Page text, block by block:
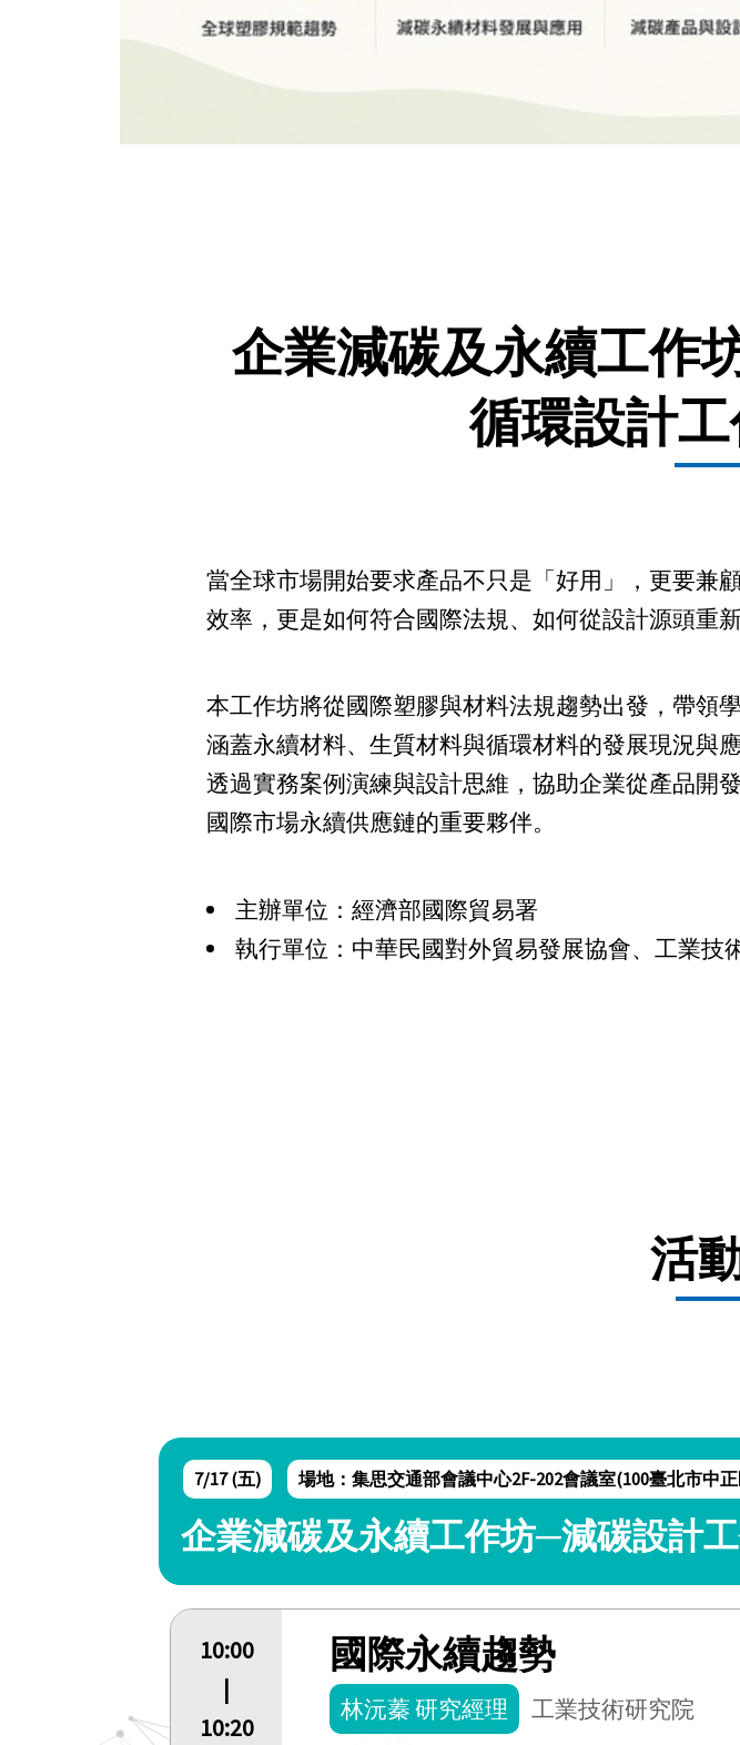
企業減碳及永續工作
循環設計
當全球市場開始要求產品不只是「好用」，更要兼
效率，更是如何符合國際法規、如何從設計源頭重
本工作坊將從國際塑膠與材料法規趨勢出發，帶領
涵蓋永續材料、生質材料與循環材料的發展現況與
透過實務案例演練與設計思維，協助企業從產品開
國際市場永續供應鏈的重要夥伴。
主辦單位：經濟部國際貿易署
執行單位：中華民國對外貿易發展協會、工業技
活
7/17 (五) 場地：集思交通部會議中心2F-202會議室(100臺北市中
企業減碳及永續工作坊─減碳設計
10:00
|
10:20
國際永續趨勢
林沅蓁 研究經理 工業技術研究院